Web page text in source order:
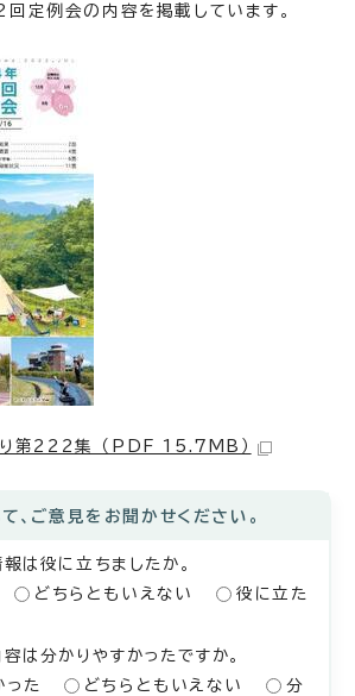
定例会の内容を掲載しています。
り第222集 （PDF 15.7MB）
、ご意見をお聞かせください。
は役に立ちましたか。
どちらともいえない
役に立た
は分かりやすかったですか。
った
どちらともいえない
分